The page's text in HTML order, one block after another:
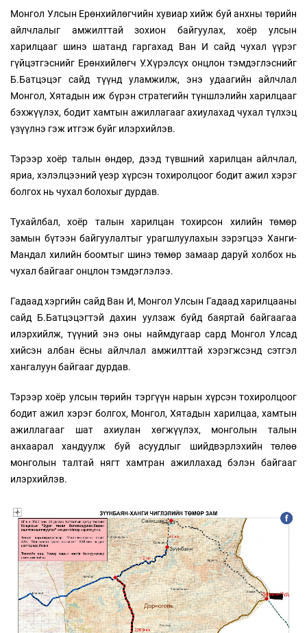
Монгол Улсын Ерөнхийлөгчийн хувиар хийж буй анхны төрийн
айлчлалыг амжилттай зохион байгуулах, хоёр улсын
харилцааг шинэ шатанд гаргахад Ван И сайд чухал үүрэг
гүйцэтгэснийг Ерөнхийлөгч У.Хүрэлсүх онцлон тэмдэглэснийг
Б.Батцэцэг сайд түүнд уламжилж, энэ удаагийн айлчлал
Монгол, Хятадын иж бүрэн стратегийн түншлэлийн харилцааг
бэхжүүлэх, бодит хамтын ажиллагааг ахиулахад чухал түлхэц
үзүүлнэ гэж итгэж буйг илэрхийлэв.
Тэрээр хоёр талын өндөр, дээд түвшний харилцан айлчлал,
яриа, хэлэлцээний үеэр хүрсэн тохиролцоог бодит ажил хэрэг
болгох нь чухал болохыг дурдав.
Тухайлбал, хоёр талын харилцан тохирсон хилийн төмөр
замын бүтээн байгуулалтыг урагшлуулахын зэрэгцээ Ханги-
Мандал хилийн боомтыг шинэ төмөр замаар даруй холбох нь
чухал байгааг онцлон тэмдэглэлээ.
Гадаад хэргийн сайд Ван И, Монгол Улсын Гадаад харилцааны
сайд Б.Батцэцэгтэй дахин уулзаж буйд баяртай байгаагаа
илэрхийлж, түүний энэ оны наймдугаар сард Монгол Улсад
хийсэн албан ёсны айлчлал амжилттай хэрэгжсэнд сэтгэл
хангалуун байгааг дурдав.
Тэрээр хоёр улсын төрийн тэргүүн нарын хүрсэн тохиролцоог
бодит ажил хэрэг болгох, Монгол, Хятадын харилцаа, хамтын
ажиллагааг шат ахиулан хөгжүүлэх, монголын талын
анхаарал хандуулж буй асуудлыг шийдвэрлэхийн төлөө
монголын талтай нягт хамтран ажиллахад бэлэн байгааг
илэрхийлэв.